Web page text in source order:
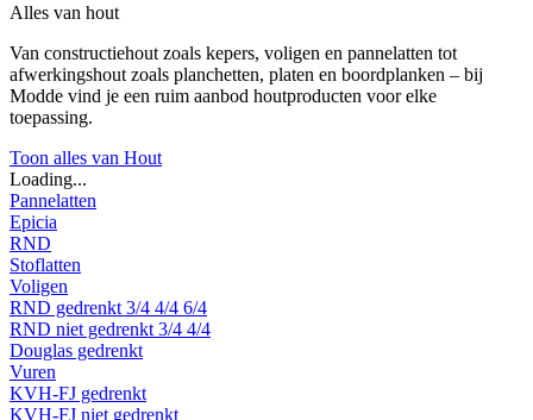
Alles van hout
Van constructiehout zoals kepers, voligen en pannelatten tot
afwerkingshout zoals planchetten, platen en boordplanken – bij
Modde vind je een ruim aanbod houtproducten voor elke
toepassing.
Toon alles van Hout
Loading...
Pannelatten
Epicia
RND
Stoflatten
Voligen
RND gedrenkt 3/4 4/4 6/4
RND niet gedrenkt 3/4 4/4
Douglas gedrenkt
Vuren
KVH-FJ gedrenkt
KVH-FJ niet gedrenkt